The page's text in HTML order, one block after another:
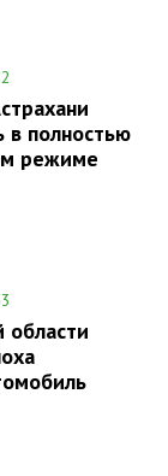
в полностью
режиме
области